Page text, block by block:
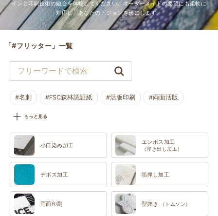
インと印刷技術の融合を体験してください。オーダーメイドの要望にも柔軟に
対応し、あなたのビジョンを形にします。
「#フリッター」一覧
#名刺 #FSC森林認証紙 #活版印刷 #両面活版
#特色印刷
もっと見る
小口染め加工 エンボス加工
（浮き出し加工）
デボス加工 箔押し加工
両面印刷 型抜き （トムソン）